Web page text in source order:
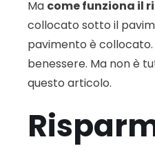
Ma come funziona il
collocato sotto il
pavimento è collocato.
benessere. Ma non è
questo articolo.